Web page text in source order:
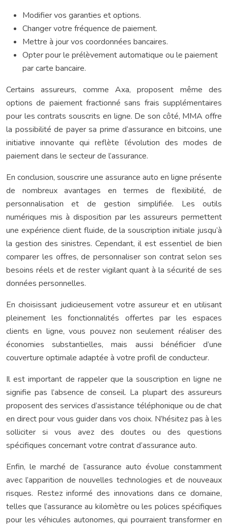
Modifier vos garanties et options.
Changer votre fréquence de paiement.
Mettre à jour vos coordonnées bancaires.
Opter pour le prélèvement automatique ou le paiement
par carte bancaire.
Certains assureurs, comme Axa, proposent même des
options de paiement fractionné sans frais supplémentaires
pour les contrats souscrits en ligne. De son côté, MMA offre
la possibilité de payer sa prime d’assurance en bitcoins, une
initiative innovante qui reflète l’évolution des modes de
paiement dans le secteur de l’assurance.
En conclusion, souscrire une assurance auto en ligne présente
de nombreux avantages en termes de flexibilité, de
personnalisation et de gestion simplifiée. Les outils
numériques mis à disposition par les assureurs permettent
une expérience client fluide, de la souscription initiale jusqu’à
la gestion des sinistres. Cependant, il est essentiel de bien
comparer les offres, de personnaliser son contrat selon ses
besoins réels et de rester vigilant quant à la sécurité de ses
données personnelles.
En choisissant judicieusement votre assureur et en utilisant
pleinement les fonctionnalités offertes par les espaces
clients en ligne, vous pouvez non seulement réaliser des
économies substantielles, mais aussi bénéficier d’une
couverture optimale adaptée à votre profil de conducteur.
Il est important de rappeler que la souscription en ligne ne
signifie pas l’absence de conseil. La plupart des assureurs
proposent des services d’assistance téléphonique ou de chat
en direct pour vous guider dans vos choix. N’hésitez pas à les
solliciter si vous avez des doutes ou des questions
spécifiques concernant votre contrat d’assurance auto.
Enfin, le marché de l’assurance auto évolue constamment
avec l’apparition de nouvelles technologies et de nouveaux
risques. Restez informé des innovations dans ce domaine,
telles que l’assurance au kilomètre ou les polices spécifiques
pour les véhicules autonomes, qui pourraient transformer en